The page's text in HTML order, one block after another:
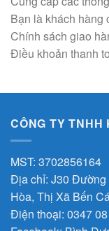
Bạn là khách hàng
Chính sách giao
Điều khoản thanh
CÔNG TY TNHH
MST: 3702856164
Địa chỉ: J30 Đường
Hòa, Thị Xã Bến
Điện thoại: 0347